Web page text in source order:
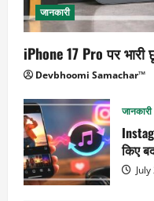
जानकारी
iPhone 17 Pro पर
Devbhoomi Samachar™
जानकारी
किए